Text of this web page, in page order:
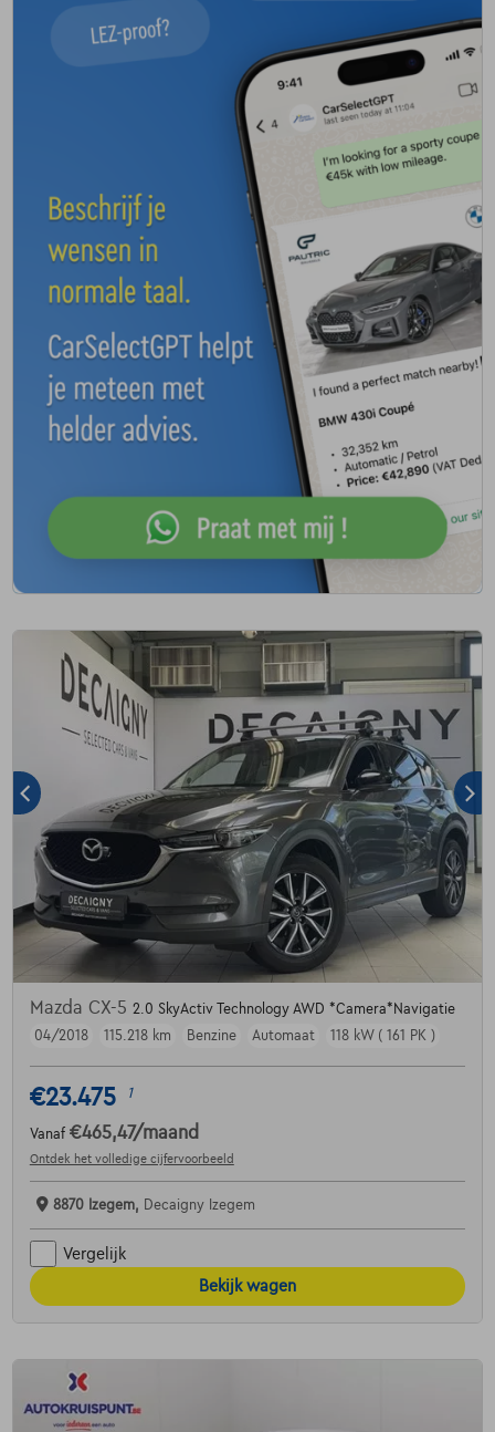
Mazda CX-5 2.0 SkyActiv Technology AWD *Camera*Navigatie
04/2018
115.218 km Benzine Automaat 118 kW ( 161 PK )
€23.475 1
Vanaf €465,47/maand
Ontdek het volledige cijfervoorbeeld
8870 Izegem, Decaigny Izegem
Vergelijk
Bekijk wagen